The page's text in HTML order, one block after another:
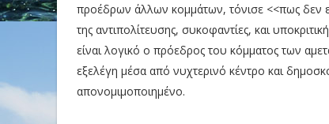
προέδρων άλλων κομμάτων, τόνισε <<πως δεν
της αντιπολίτευσης, συκοφαντίες, και
είναι λογικό ο πρόεδρος του κόμματος των
εξελέγη μέσα από νυχτερινό κέντρο και
απονομιμοποιημένο.